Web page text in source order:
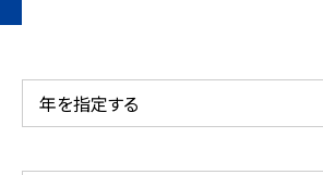
年を指定する